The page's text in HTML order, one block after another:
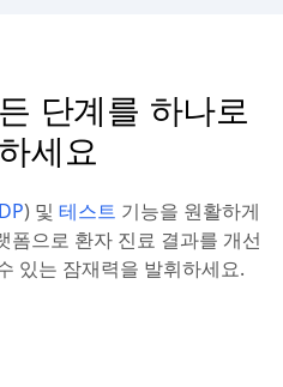
단계를 하나로
세요
) 및 테스트 기능을 원활하게
폼으로 환자 진료 결과를 개선
있는 잠재력을 발휘하세요.